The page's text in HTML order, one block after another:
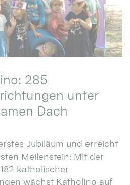
285
unter
Dach
Jubiläum und erreicht
Meilenstein: Mit der
katholischer
wächst Katholino auf